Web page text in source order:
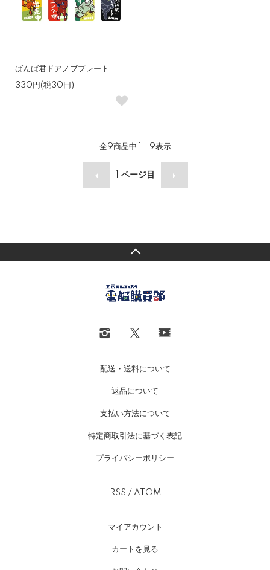
ばんば君ドアノブプレート
330円(税30円)
全9商品中 1 - 9表示
ページ目
配送・送料について
返品について
支払い方法について
特定商取引法に基づく表記
プライバシーポリシー
RSS / ATOM
マイアカウント
カートを見る